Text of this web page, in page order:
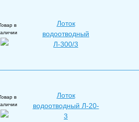
в
Лоток
водоотводный
Л-300/3
в
Лоток
водоотводный Л-20-
3